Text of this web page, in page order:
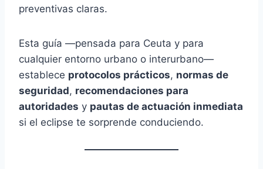
preventivas claras.
Esta guía —pensada para Ceuta y para
cualquier entorno urbano o interurbano—
establece protocolos prácticos, normas de
seguridad, recomendaciones para
autoridades y pautas de actuación inmediata
si el eclipse te sorprende conduciendo.